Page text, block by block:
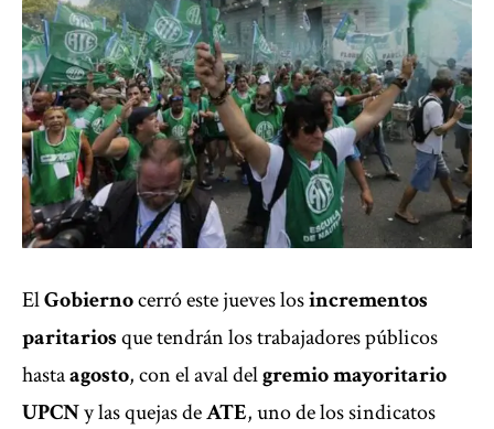
ElGobiernocerró este jueves losincrementos
paritariosque tendrán los trabajadores públicos
hastaagosto, con el aval delgremio mayoritario
UPCNy las quejas deATE, uno de los sindicatos